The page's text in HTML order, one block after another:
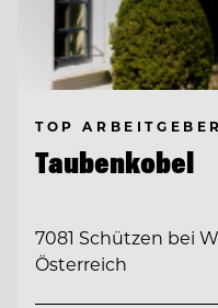
TOP ARBEITGEBER
Taubenkobel
7081 Schützen bei
Österreich